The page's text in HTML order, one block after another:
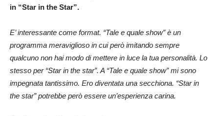
in “Star in the Star”.
E’ interessante come format. “Tale e quale show” è un
programma meraviglioso in cui però imitando sempre
qualcuno non hai modo di mettere in luce la tua personalità. Lo
stesso per “Star in the star”. A “Tale e quale show” mi sono
impegnata tantissimo. Ero diventata una secchiona. “Star in
the star” potrebbe però essere un’esperienza carina.